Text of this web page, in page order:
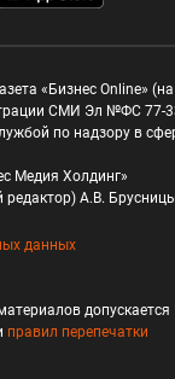
«Бизнес Online»
СМИ Эл №ФС 77-
по надзору в
Медия Холдинг»
А.В.
данных
допускается
правил перепечатки